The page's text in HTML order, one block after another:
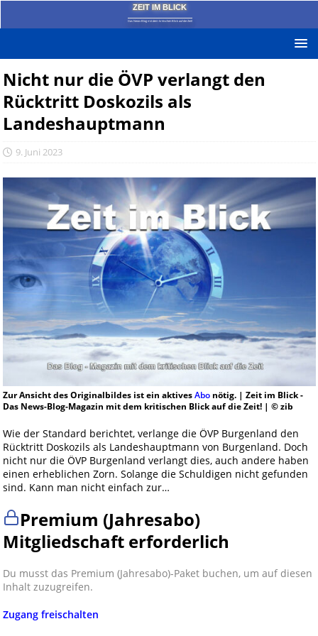
ZEIT IM BLICK
Das News-Blog mit dem kritischen Blick auf die Zeit!
Nicht nur die ÖVP verlangt den
Rücktritt Doskozils als
Landeshauptmann
9. Juni 2023
Zur Ansicht des Originalbildes ist ein aktivesAbonötig. | Zeit im Blick -
Das News-Blog-Magazin mit dem kritischen Blick auf die Zeit! | © zib
Wie der Standard berichtet, verlange die ÖVP Burgenland den
Rücktritt Doskozils als Landeshauptmann von Burgenland. Doch
nicht nur die ÖVP Burgenland verlangt dies, auch andere haben
einen erheblichen Zorn. Solange die Schuldigen nicht gefunden
sind. Kann man nicht einfach zur…
Premium (Jahresabo)
Mitgliedschaft erforderlich
Du musst das Premium (Jahresabo)-Paket buchen, um auf diesen
Inhalt zuzugreifen.
Zugang freischalten